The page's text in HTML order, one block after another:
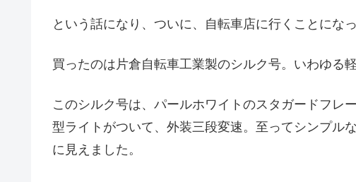
という話になり、ついに、自転車店に行くことにな
買ったのは片倉自転車工業製のシルク号。いわゆる軽
このシルク号は、パールホワイトのスタガードフレ
型ライトがついて、外装三段変速。至ってシンプル
に見えました。